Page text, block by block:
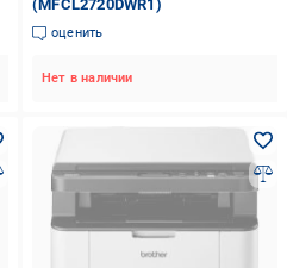
(MFCL2720DWR1)
оценить
Нет в наличии